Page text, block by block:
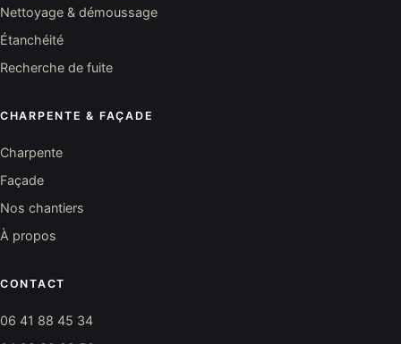
Nettoyage & démoussage
Étanchéité
Recherche de fuite
CHARPENTE & FAÇADE
Charpente
Façade
Nos chantiers
À propos
CONTACT
06 41 88 45 34